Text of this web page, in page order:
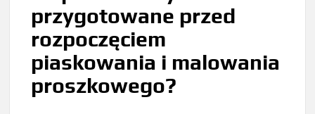
przygotowane przed
rozpoczęciem
piaskowania i malowania
proszkowego?